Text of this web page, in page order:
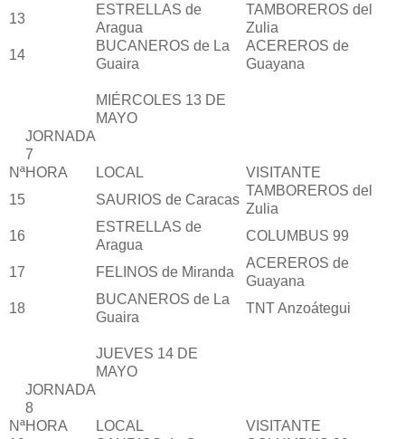
13
ESTRELLAS de
Aragua
TAMBOREROS del
Zulia
14
BUCANEROS de La
Guaira
ACEREROS de
Guayana
MIÉRCOLES 13 DE
MAYO
JORNADA
7
NªHORA LOCAL
VISITANTE
15
SAURIOS de Caracas
TAMBOREROS del
Zulia
16
ESTRELLAS de
Aragua
COLUMBUS 99
17 FELINOS de Miranda
ACEREROS de
Guayana
18
BUCANEROS de La
Guaira
TNT Anzoátegui
JUEVES 14 DE
MAYO
JORNADA
8
NªHORA LOCAL
VISITANTE